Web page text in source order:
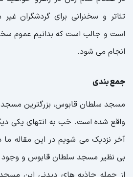
تئاتر و سخنرانی برای گردشگران
است و جالب است که بدانیم عموم
انجام می شود.
جمع بندی
مسجد سلطان قابوس، بزرگترین مسجد
واقع شده است. خب به انتهای یکی
آخر نزدیک می شویم در این مقاله
بی نظیر مسجد سلطان قابوس و وجود